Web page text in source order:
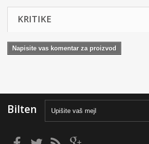
KRITIKE
Napisite vas komentar za proizvod
Bilten